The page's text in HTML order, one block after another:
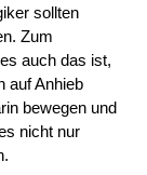
sollten
Zum
auch das ist,
auf Anhieb
bewegen und
nicht nur